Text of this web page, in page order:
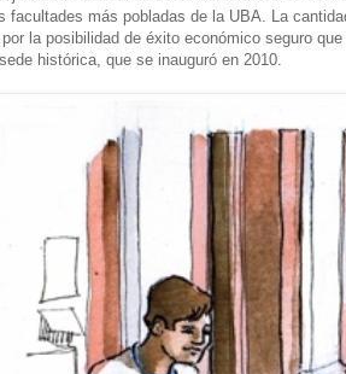
facultades más pobladas de la UBA. La
la posibilidad de éxito económico seguro
histórica, que se inauguró en 2010.